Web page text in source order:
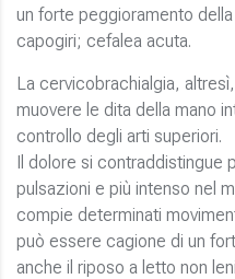
un forte peggioramento
capogiri; cefalea acuta.
La cervicobrachialgia,
muovere le dita della mano
controllo degli arti superiori.
Il dolore si contraddistingue
pulsazioni e più intenso nel
compie determinati
può essere cagione di un
anche il riposo a letto non